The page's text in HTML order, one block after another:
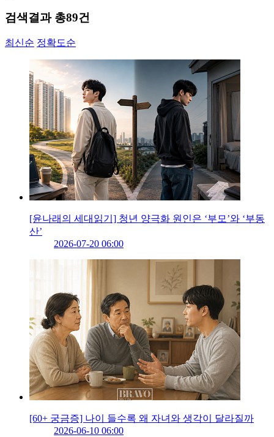
검색결과 총89건
최신순 정확도순
[윤나래의 세대읽기] 청년 양극화 원인은 ‘부모’와 ‘부동
산’
2026-07-20 06:00
[60+ 궁금증] 나이 들수록 왜 자녀와 생각이 달라질까
2026-06-10 06:00